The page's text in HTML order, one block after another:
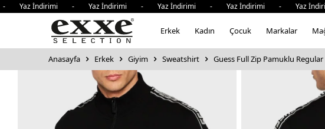
İndirimi - Yaz İndirimi - Yaz İndirimi - Yaz İndirimi - Yaz
Erkek Kadın Çocuk Markalar
Anasayfa Erkek Giyim Sweatshirt Guess Full Zip Pamuklu Regular